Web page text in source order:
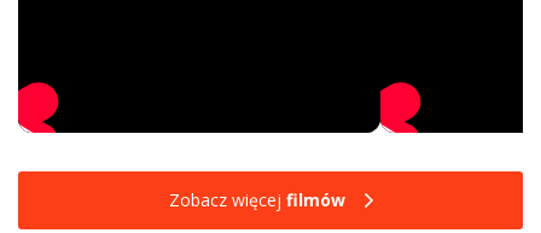
Zobacz więcej filmów